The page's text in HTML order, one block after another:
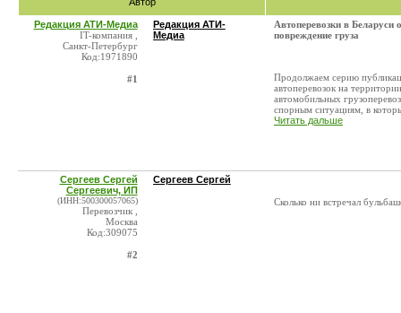
Редакция АТИ-Медиа
IT-компания ,
Санкт-Петербург
Код:1971890
#1
Редакция АТИ-
Медиа
Автоперевозки в Беларуси
повреждение груза
Продолжаем серию
автоперевозок на
автомобильных
спорным ситуациям, в
Читать дальше
Сергеев Сергей
Сергеевич, ИП
(ИНН:500300057065)
Перевозчик ,
Москва
Код:309075
#2
Сергеев Сергей
Сколько ни встречал